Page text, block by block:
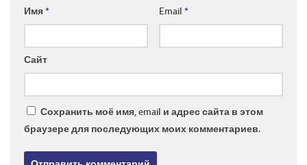
Имя* Email *
Сайт
Сохранить моё имя, email и адрес сайта в этом
браузере для последующих моих комментариев.